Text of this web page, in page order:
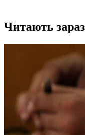
Читають зараз